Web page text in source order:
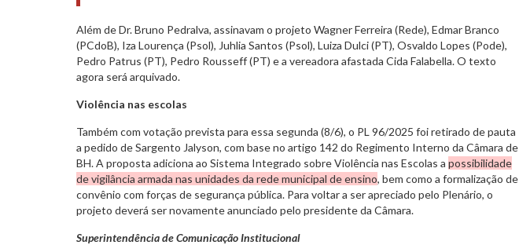
Além de Dr. Bruno Pedralva, assinavam o projeto Wagner Ferreira (Rede), Edmar Branco
(PCdoB), Iza Lourença (Psol), Juhlia Santos (Psol), Luiza Dulci (PT), Osvaldo Lopes (Pode),
Pedro Patrus (PT), Pedro Rousseff (PT) e a vereadora afastada Cida Falabella. O texto
agora será arquivado.
Violência nas escolas
Também com votação prevista para essa segunda (8/6), o PL 96/2025 foi retirado de pauta
a pedido de Sargento Jalyson, com base no artigo 142 do Regimento Interno da Câmara de
BH. A proposta adiciona ao Sistema Integrado sobre Violência nas Escolas a possibilidade
de vigilância armada nas unidades da rede municipal de ensino, bem como a formalização de
convênio com forças de segurança pública. Para voltar a ser apreciado pelo Plenário, o
projeto deverá ser novamente anunciado pelo presidente da Câmara.
Superintendência de Comunicação Institucional